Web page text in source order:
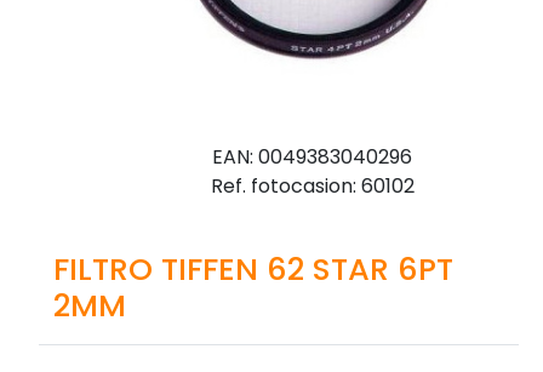
EAN: 0049383040296
Ref. fotocasion: 60102
FILTRO TIFFEN 62 STAR 6PT
2MM